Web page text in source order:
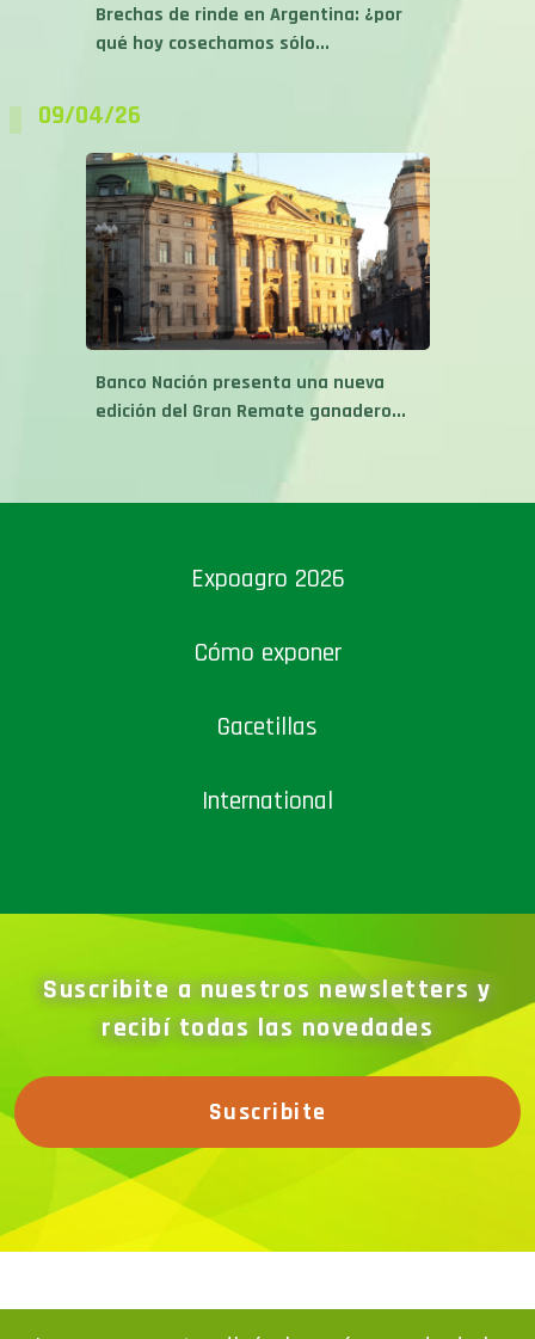
Brechas de rinde en Argentina: ¿por
qué hoy cosechamos sólo...
09/04/26
Banco Nación presenta una nueva
edición del Gran Remate ganadero...
Expoagro 2026
Cómo exponer
Gacetillas
International
Suscribite a nuestros newsletters y
recibí todas las novedades
Suscribite